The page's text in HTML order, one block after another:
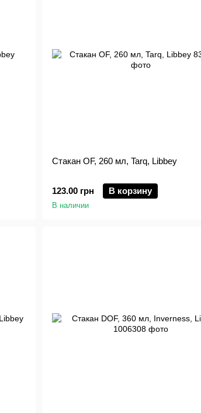
Стакан OF, 260 мл, Tarq, Libbey
123.00 грн В корзину
В наличии